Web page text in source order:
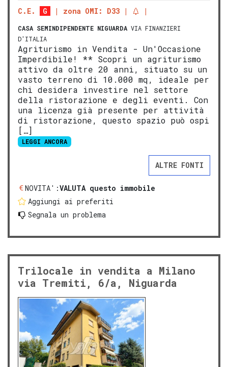
C.E. G zona OMI: D33
CASA SEMINDIPENDENTE NIGUARDA VIA FINANZIERI
D'ITALIA
Agriturismo in Vendita - Un'Occasione
Imperdibile! ** Scopri un agriturismo
attivo da oltre 20 anni, situato su un
vasto terreno di 10.000 mq, ideale per
chi desidera investire nel settore
della ristorazione e degli eventi. Con
una licenza già presente per attività
di ristorazione, questo spazio può ospi
[…]
LEGGI ANCORA
ALTRE FONTI
NOVITA':VALUTA questo immobile
Aggiungi ai preferiti
Segnala un problema
Trilocale in vendita a Milano
via Tremiti, 6/a, Niguarda